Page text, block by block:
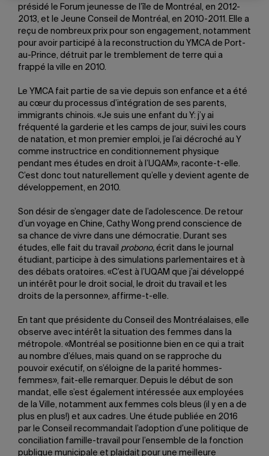
présidé le Forum jeunesse de l’île de Montréal, en 2012-
2013, et le Jeune Conseil de Montréal, en 2010-2011. Elle a
reçu de nombreux prix pour son engagement, notamment
pour avoir participé à la reconstruction du YMCA de Port-
au-Prince, détruit par le tremblement de terre qui a
frappé la ville en 2010.
Le YMCA fait partie de sa vie depuis son enfance et a été
au cœur du processus d’intégration de ses parents,
immigrants chinois. «Je suis une enfant du Y: j’y ai
fréquenté la garderie et les camps de jour, suivi les cours
de natation, et mon premier emploi, je l’ai décroché au Y
comme instructrice en conditionnement physique
pendant mes études en droit à l’UQAM», raconte-t-elle.
C’est donc tout naturellement qu’elle y devient agente de
développement, en 2010.
Son désir de s’engager date de l’adolescence. De retour
d’un voyage en Chine, Cathy Wong prend conscience de
sa chance de vivre dans une démocratie. Durant ses
études, elle fait du travail probono, écrit dans le journal
étudiant, participe à des simulations parlementaires et à
des débats oratoires. «C’est à l’UQAM que j’ai développé
un intérêt pour le droit social, le droit du travail et les
droits de la personne», affirme-t-elle.
En tant que présidente du Conseil des Montréalaises, elle
observe avec intérêt la situation des femmes dans la
métropole. «Montréal se positionne bien en ce qui a trait
au nombre d’élues, mais quand on se rapproche du
pouvoir exécutif, on s’éloigne de la parité hommes-
femmes», fait-elle remarquer. Depuis le début de son
mandat, elle s’est également intéressée aux employées
de la Ville, notamment aux femmes cols bleus (il y en a de
plus en plus!) et aux cadres. Une étude publiée en 2016
par le Conseil recommandait l’adoption d’une politique de
conciliation famille-travail pour l’ensemble de la fonction
publique municipale et plaidait pour une meilleure